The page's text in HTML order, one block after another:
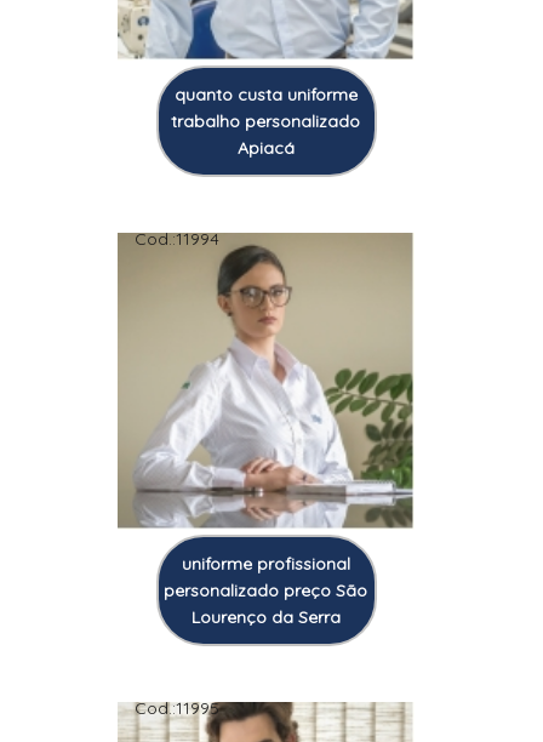
quanto custa uniforme
trabalho personalizado
Apiacá
Cod.:11994
uniforme profissional
personalizado preço São
Lourenço da Serra
Cod.:11995